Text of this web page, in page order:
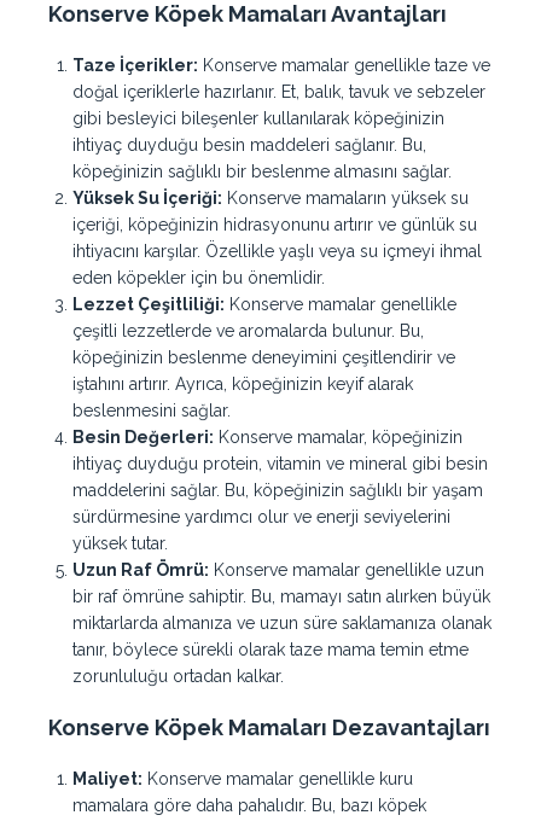
Konserve Köpek MamalarıAvantajları
Taze İçerikler: Konserve mamalar genellikle taze ve
doğal içeriklerle hazırlanır. Et, balık, tavuk ve sebzeler
gibi besleyici bileşenler kullanılarak köpeğinizin
ihtiyaç duyduğu besin maddeleri sağlanır. Bu,
köpeğinizin sağlıklı bir beslenme almasını sağlar.
Yüksek Su İçeriği: Konserve mamaların yüksek su
içeriği, köpeğinizin hidrasyonunu artırır ve günlük su
ihtiyacını karşılar. Özellikle yaşlı veya su içmeyi ihmal
eden köpekler için bu önemlidir.
Lezzet Çeşitliliği: Konserve mamalar genellikle
çeşitli lezzetlerde ve aromalarda bulunur. Bu,
köpeğinizin beslenme deneyimini çeşitlendirir ve
iştahını artırır. Ayrıca, köpeğinizin keyif alarak
beslenmesini sağlar.
Besin Değerleri: Konserve mamalar, köpeğinizin
ihtiyaç duyduğu protein, vitamin ve mineral gibi besin
maddelerini sağlar. Bu, köpeğinizin sağlıklı bir yaşam
sürdürmesine yardımcı olur ve enerji seviyelerini
yüksek tutar.
Uzun Raf Ömrü: Konserve mamalar genellikle uzun
bir raf ömrüne sahiptir. Bu, mamayı satın alırken büyük
miktarlarda almanıza ve uzun süre saklamanıza olanak
tanır, böylece sürekli olarak taze mama temin etme
zorunluluğu ortadan kalkar.
Konserve Köpek Mamaları Dezavantajları
Maliyet: Konserve mamalar genellikle kuru
mamalara göre daha pahalıdır. Bu, bazı köpek